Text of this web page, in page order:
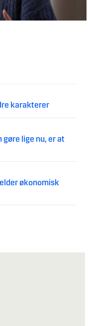
karakterer
lige nu, er at
økonomisk